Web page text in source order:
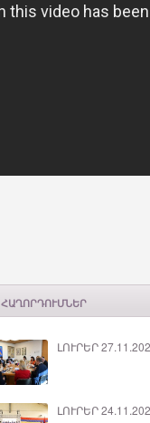
ՀԱՂՈՐԴՈՒՄՆԵՐ
ԼՈՒՐԵՐ
ԼՈՒՐԵՐ